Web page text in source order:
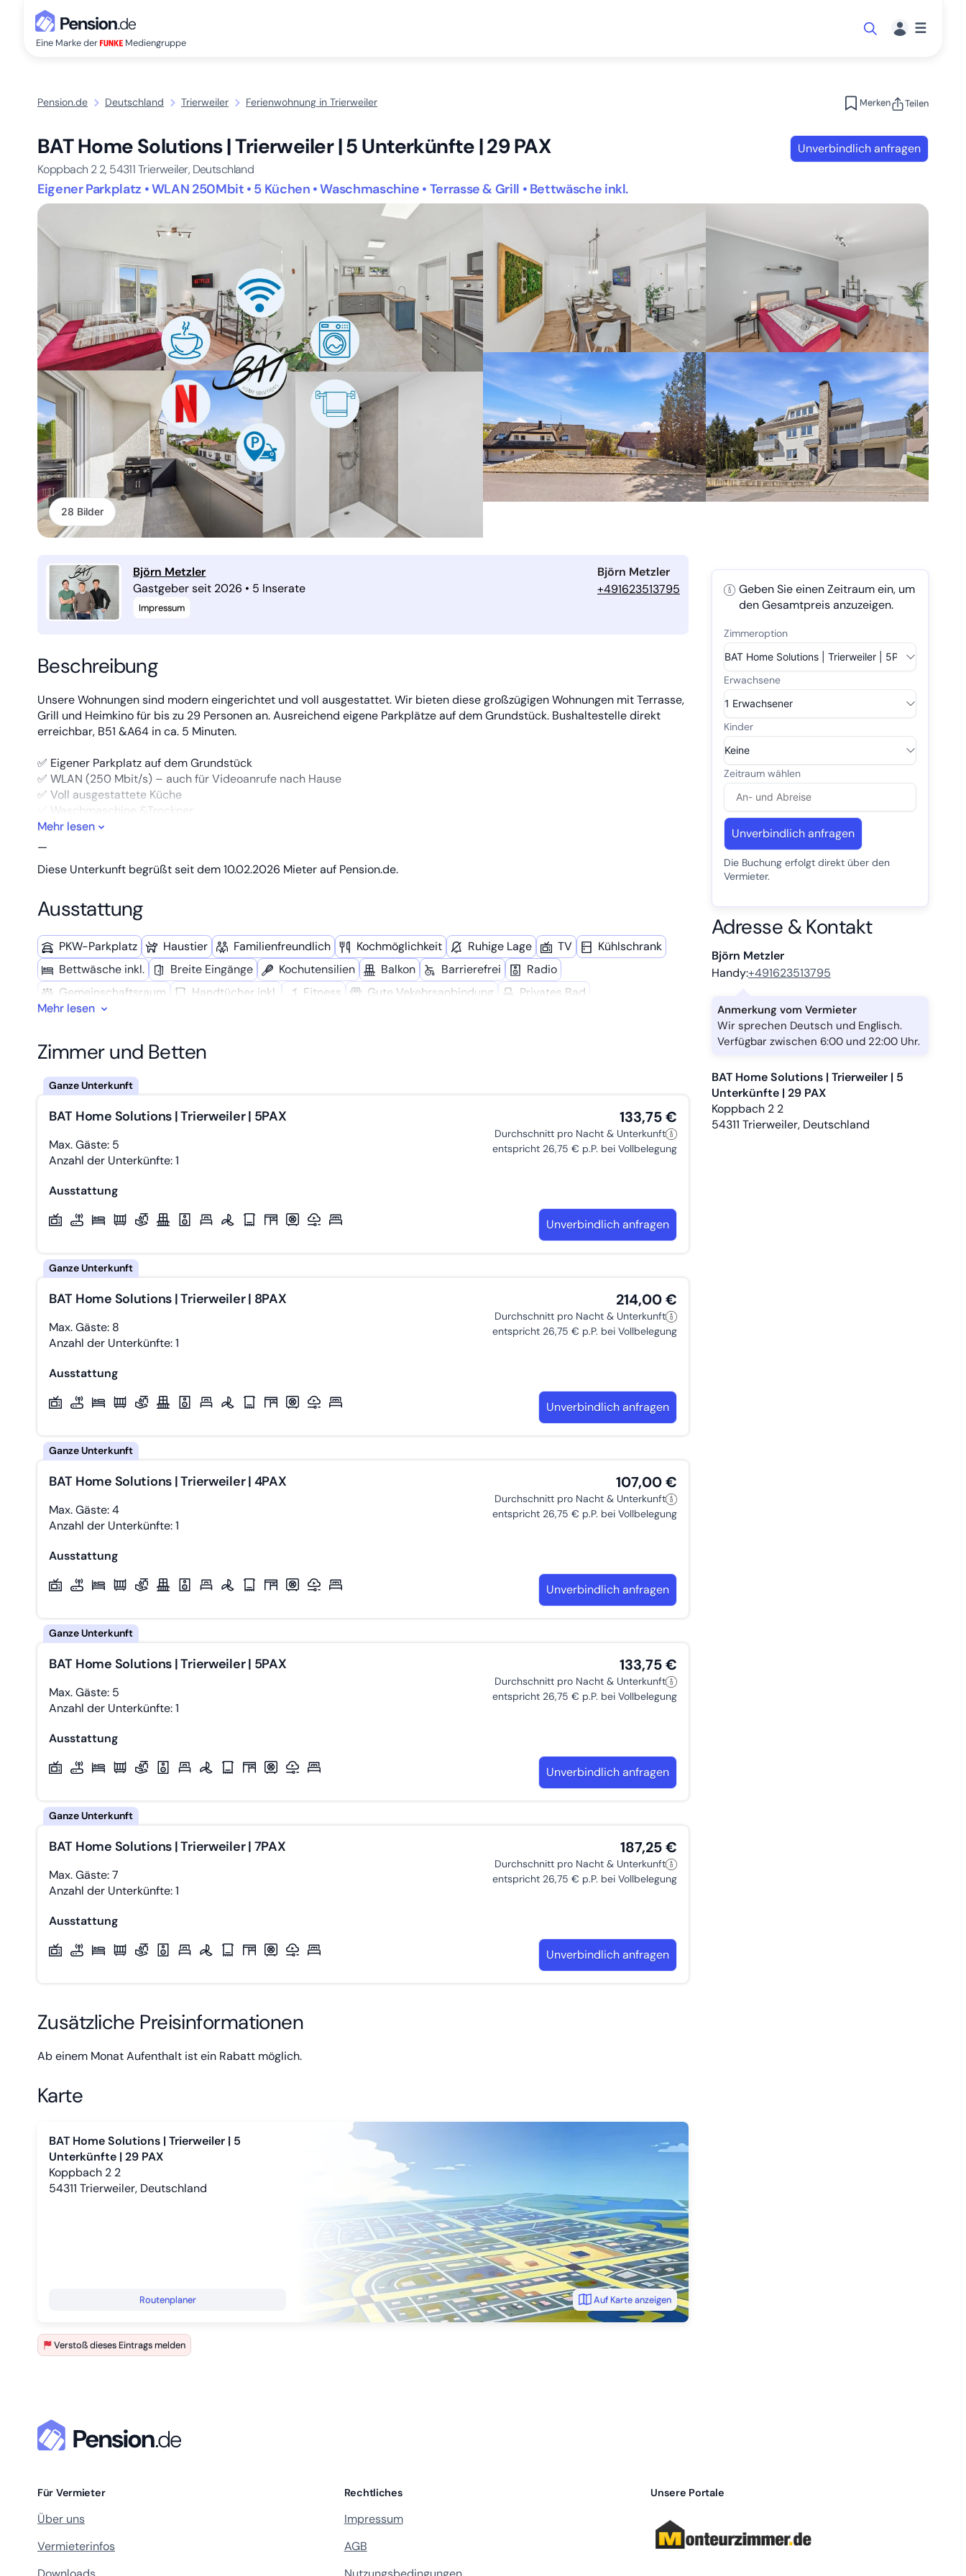
Eine Marke der Mediengruppe
☰
Pension.de Deutschland Trierweiler Ferienwohnung in Trierweiler Merken Teilen
BAT Home Solutions | Trierweiler | 5 Unterkünfte | 29 PAX
Koppbach 2 2, 54311Trierweiler, Deutschland
Eigener Parkplatz • WLAN 250Mbit • 5 Küchen • Waschmaschine • Terrasse & Grill • Bettwäsche inkl.
Unverbindlich anfragen
28 Bilder
Björn Metzler
Gastgeber seit 2026 • 5 Inserate
Impressum
Björn Metzler
+491623513795
Beschreibung
Unsere Wohnungen sind modern eingerichtet und voll ausgestattet. Wir bieten diese großzügigen Wohnungen mit Terrasse,
Grill und Heimkino für bis zu 29 Personen an. Ausreichend eigene Parkplätze auf dem Grundstück. Bushaltestelle direkt
erreichbar, B51 &A64 in ca. 5 Minuten.
✅ Eigener Parkplatz auf dem Grundstück
✅ WLAN (250 Mbit/s) – auch für Videoanrufe nach Hause
✅ Voll ausgestattete Küche
✅ Waschmaschine &Trockner
✅ Bettwäsche & Handtücher inklusive
✅ Smart-TV & Heimkino/Beamer
✅ B51 & A64 (ca. 5 Min.)
Mehr lesen
—
Diese Unterkunft begrüßt seit dem 10.02.2026 Mieter auf Pension.de.
Ausstattung
PKW-Parkplatz Haustier Familien­freundlich Kochmöglich­keit Ruhige Lage TV
Kühl­schrank
Bettwäsche inkl.
Breite Eingänge Kochutensilien Balkon Barrierefrei
Radio
Gemeinschafts­raum
Handtücher inkl. Fitness Gute Vekehrsanbindung
Privates Bad
Geschäfte in der Nähe
Grillmöglich­keit
Dusche
24h-Rezeption
Mehr lesen
Zimmer und Betten
BAT Home Solutions | Trierweiler | 5PAX
Max. Gäste: 5
Anzahl der Unterkünfte: 1
133,75 €
Durchschnitt pro Nacht & Unterkunft
entspricht 26,75 € p.P. bei Vollbelegung
Ausstattung
Unverbindlich anfragen
BAT Home Solutions | Trierweiler | 8PAX
Max. Gäste: 8
Anzahl der Unterkünfte: 1
214,00 €
Durchschnitt pro Nacht & Unterkunft
entspricht 26,75 € p.P. bei Vollbelegung
Ausstattung
Unverbindlich anfragen
BAT Home Solutions | Trierweiler | 4PAX
Max. Gäste: 4
Anzahl der Unterkünfte: 1
107,00 €
Durchschnitt pro Nacht & Unterkunft
entspricht 26,75 € p.P. bei Vollbelegung
Ausstattung
Unverbindlich anfragen
BAT Home Solutions | Trierweiler | 5PAX
Max. Gäste: 5
Anzahl der Unterkünfte: 1
133,75 €
Durchschnitt pro Nacht & Unterkunft
entspricht 26,75 € p.P. bei Vollbelegung
Ausstattung
Unverbindlich anfragen
BAT Home Solutions | Trierweiler | 7PAX
Max. Gäste: 7
Anzahl der Unterkünfte: 1
187,25 €
Durchschnitt pro Nacht & Unterkunft
entspricht 26,75 € p.P. bei Vollbelegung
Ausstattung
Unverbindlich anfragen
Zusätzliche Preisinformationen
Ab einem Monat Aufenthalt ist ein Rabatt möglich.
Karte
BAT Home Solutions | Trierweiler | 5
Unterkünfte | 29 PAX
Koppbach 2 2
54311 Trierweiler, Deutschland
Routenplaner Auf Karte anzeigen
Verstoß dieses Eintrags melden
Geben Sie einen Zeitraum ein, um
den Gesamtpreis anzuzeigen.
Unverbindlich anfragen
Die Buchung erfolgt direkt über den
Vermieter.
Adresse & Kontakt
Björn Metzler
Handy:+491623513795
Anmerkung vom Vermieter
Wir sprechen Deutsch und Englisch.
Verfügbar zwischen 6:00 und 22:00 Uhr.
BAT Home Solutions | Trierweiler | 5
Unterkünfte | 29 PAX
Koppbach 2 2
54311 Trierweiler, Deutschland
Für Vermieter
Über uns
Vermieterinfos
Rechtliches
Impressum
AGB
Unsere Portale